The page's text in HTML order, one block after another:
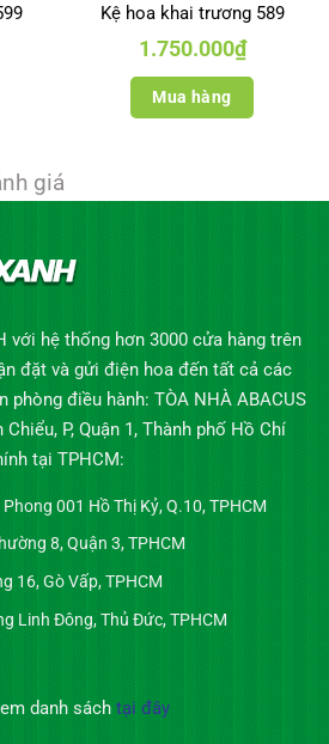
Kệ hoa khai trương 589
1.750.000₫
Mua hàng
giá
với hệ thống hơn 3000 cửa hàng trên
đặt và gửi điện hoa đến tất cả các
phòng điều hành: TÒA NHÀ ABACUS
P, Quận 1, Thành phố Hồ Chí
tại TPHCM:
001 Hồ Thị Kỷ, Q.10, TPHCM
8, Quận 3, TPHCM
16, Gò Vấp, TPHCM
Linh Đông, Thủ Đức, TPHCM
danh sách tại đây